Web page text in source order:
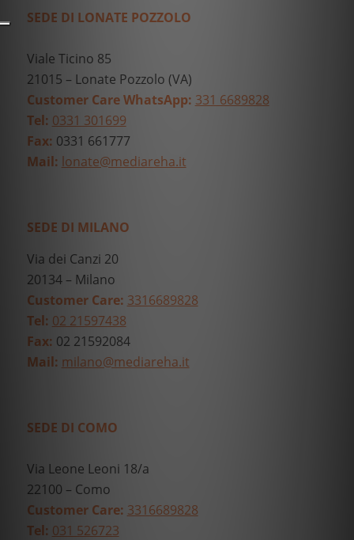
SEDE DI LONATE POZZOLO
Viale Ticino 85
21015 – Lonate Pozzolo (VA)
Customer Care WhatsApp: 331 6689828
Tel: 0331 301699
Fax: 0331 661777
Mail: lonate@mediareha.it
SEDE DI MILANO
Via dei Canzi 20
20134 – Milano
Customer Care: 3316689828
Tel: 02 21597438
Fax: 02 21592084
Mail: milano@mediareha.it
SEDE DI COMO
Via Leone Leoni 18/a
22100 – Como
Customer Care: 3316689828
Tel: 031 526723